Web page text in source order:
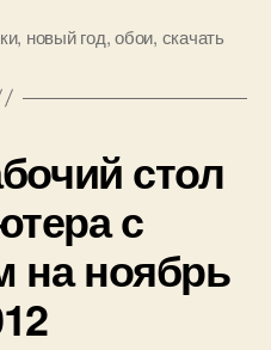
обои
компьютер
календарем
на
2012”
, новый год,обои, скачать
стол
с
на ноябрь